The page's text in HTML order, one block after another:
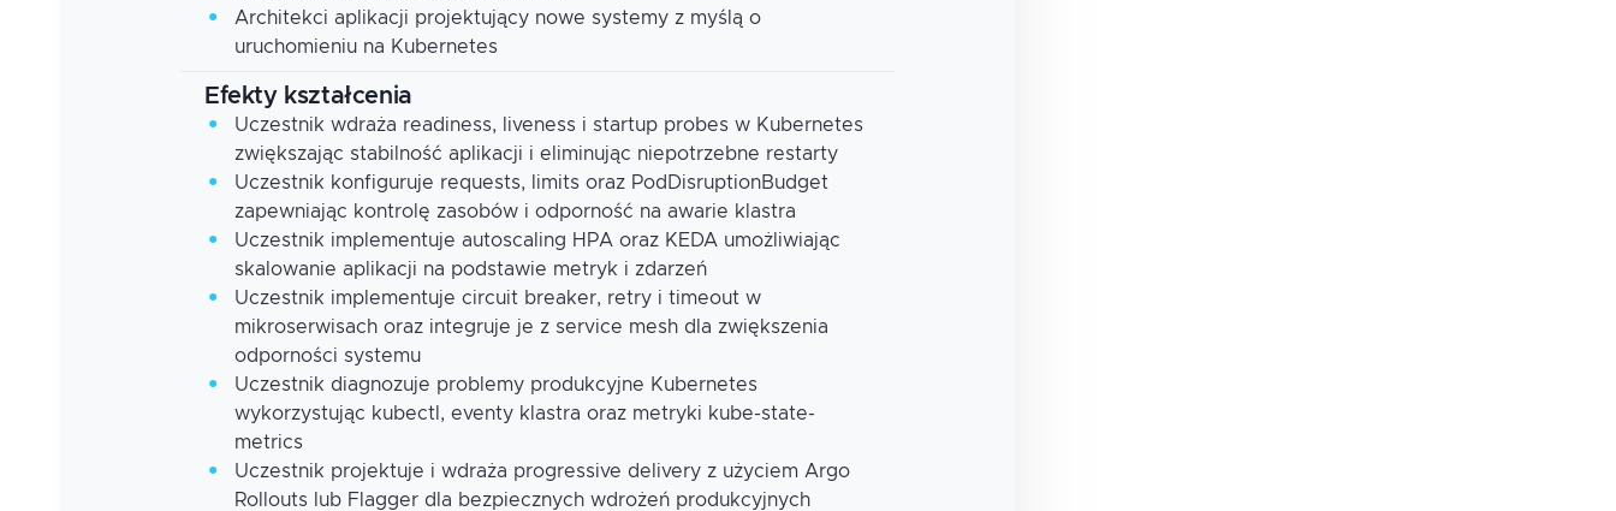
Architekci aplikacji projektujący nowe systemy z myślą o
uruchomieniu na Kubernetes
Efekty kształcenia
Uczestnik wdraża readiness, liveness i startup probes w Kubernetes
zwiększając stabilność aplikacji i eliminując niepotrzebne restarty
Uczestnik konfiguruje requests, limits oraz PodDisruptionBudget
zapewniając kontrolę zasobów i odporność na awarie klastra
Uczestnik implementuje autoscaling HPA oraz KEDA umożliwiając
skalowanie aplikacji na podstawie metryk i zdarzeń
Uczestnik implementuje circuit breaker, retry i timeout w
mikroserwisach oraz integruje je z service mesh dla zwiększenia
odporności systemu
Uczestnik diagnozuje problemy produkcyjne Kubernetes
wykorzystując kubectl, eventy klastra oraz metryki kube-state-
metrics
Uczestnik projektuje i wdraża progressive delivery z użyciem Argo
Rollouts lub Flagger dla bezpiecznych wdrożeń produkcyjnych